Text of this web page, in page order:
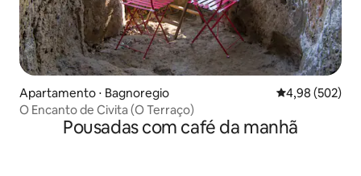
Apartamento ⋅ Bagnoregio 4,98 de uma
4,98 (502)
O Encanto de Civita (O Terraço)
Pousadas com café da manhã